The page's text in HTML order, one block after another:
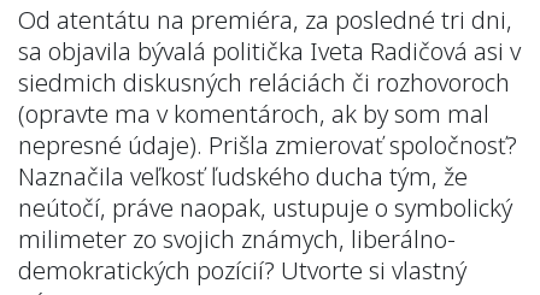
Od atentátu na premiéra, za posledné tri dni,
sa objavila bývalá politička Iveta Radičová asi v
siedmich diskusných reláciách či rozhovoroch
(opravte ma v komentároch, ak by som mal
nepresné údaje). Prišla zmierovať spoločnosť?
Naznačila veľkosť ľudského ducha tým, že
neútočí, práve naopak, ustupuje o symbolický
milimeter zo svojich známych, liberálno-
demokratických pozícií? Utvorte si vlastný